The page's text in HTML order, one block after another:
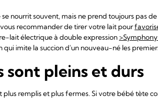
nourrit souvent, mais ne prend toujours pas
recommander de tirer votre lait pour
lait électrique à double expression
imite la succion d'un nouveau-né les
sont pleins et durs
remplis et plus fermes. Si votre bébé tète